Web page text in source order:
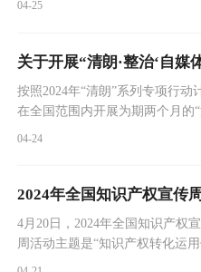
头。
04-25
按照2024年“清朗”系列专项行动
在全国范围内开展为期两个月的
04-24
2024年全国知识产权宣传
4月20日，2024年全国知识产权
周活动主题是“知识产权转化运